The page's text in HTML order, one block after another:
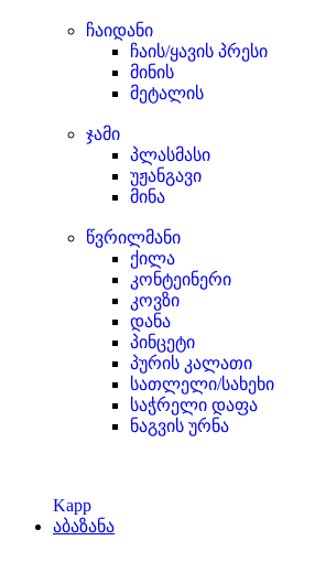
ჩაიდანი
ჩაის/ყავის პრესი
მინის
მეტალის
ჯამი
პლასმასი
უჟანგავი
მინა
წვრილმანი
ქილა
კონტეინერი
კოვზი
დანა
პინცეტი
პურის კალათი
სათლელი/სახეხი
საჭრელი დაფა
ნაგვის ურნა
Kapp
აბაზანა